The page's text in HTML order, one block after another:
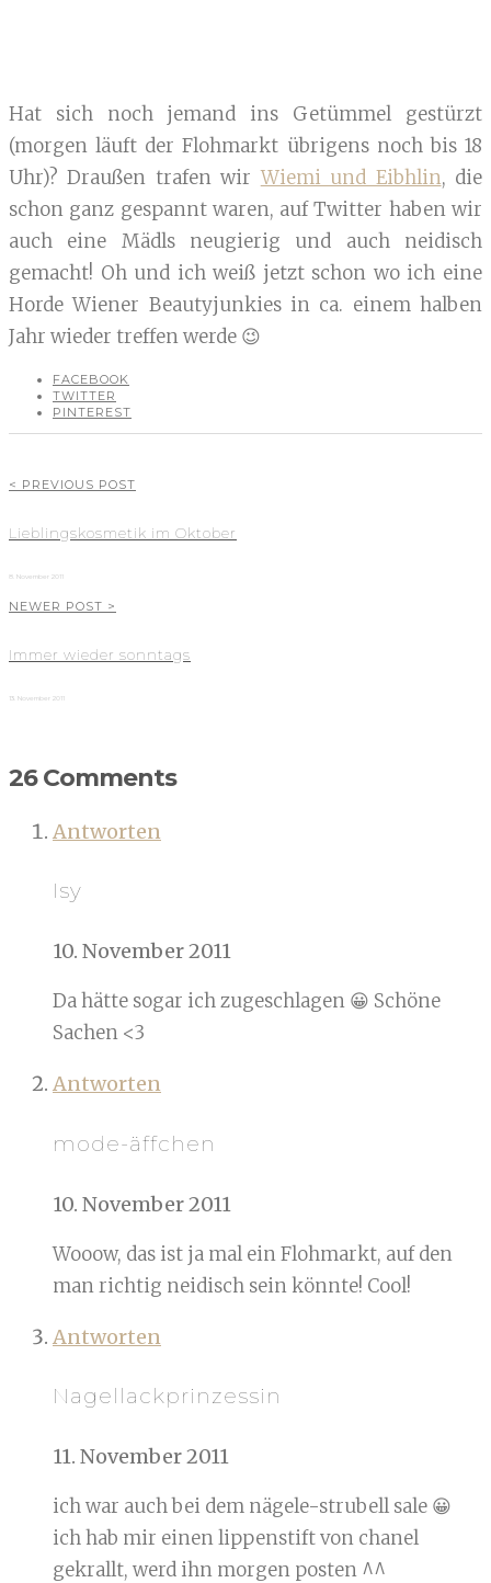
Hat sich noch jemand ins Getümmel gestürzt
(morgen läuft der Flohmarkt übrigens noch bis 18
Uhr)? Draußen trafen wirWiemi und Eibhlin, die
schon ganz gespannt waren, auf Twitter haben wir
auch eine Mädls neugierig und auch neidisch
gemacht! Oh und ich weiß jetzt schon wo ich eine
Horde Wiener Beautyjunkies in ca. einem halben
Jahr wieder treffen werde 😉
FACEBOOK
TWITTER
PINTEREST
< PREVIOUS POST
Lieblingskosmetik im Oktober
8. November 2011
NEWER POST >
Immer wieder sonntags
13. November 2011
26 Comments
Antworten
Isy
10. November 2011
Da hätte sogar ich zugeschlagen 😀 Schöne
Sachen <3
Antworten
mode-äffchen
10. November 2011
Wooow, das ist ja mal ein Flohmarkt, auf den
man richtig neidisch sein könnte! Cool!
Antworten
Nagellackprinzessin
11. November 2011
ich war auch bei dem nägele-strubell sale 😀
ich hab mir einen lippenstift von chanel
gekrallt, werd ihn morgen posten ^^